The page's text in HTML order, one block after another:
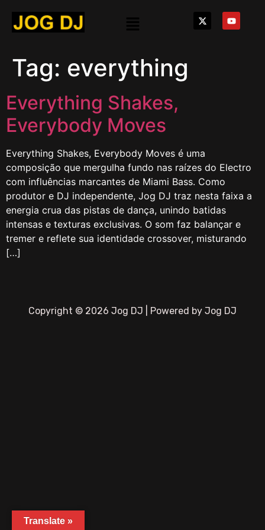
Tag: everything
Everything Shakes,
Everybody Moves
Everything Shakes, Everybody Moves é uma
composição que mergulha fundo nas raízes do Electro
com influências marcantes de Miami Bass. Como
produtor e DJ independente, Jog DJ traz nesta faixa a
energia crua das pistas de dança, unindo batidas
intensas e texturas exclusivas. O som faz balançar e
tremer e reflete sua identidade crossover, misturando
[…]
Copyright © 2026 Jog DJ | Powered by Jog DJ
Translate »